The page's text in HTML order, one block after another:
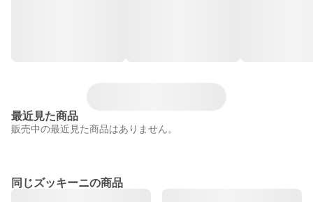
最近見た商品
販売中の最近見た商品はありません。
同じズッキーニの商品